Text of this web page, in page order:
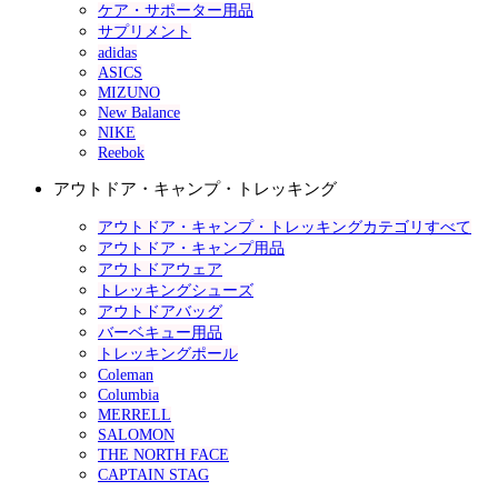
ケア・サポーター用品
サプリメント
adidas
ASICS
MIZUNO
New Balance
NIKE
Reebok
アウトドア・キャンプ・トレッキング
アウトドア・キャンプ・トレッキングカテゴリすべて
アウトドア・キャンプ用品
アウトドアウェア
トレッキングシューズ
アウトドアバッグ
バーベキュー用品
トレッキングポール
Coleman
Columbia
MERRELL
SALOMON
THE NORTH FACE
CAPTAIN STAG